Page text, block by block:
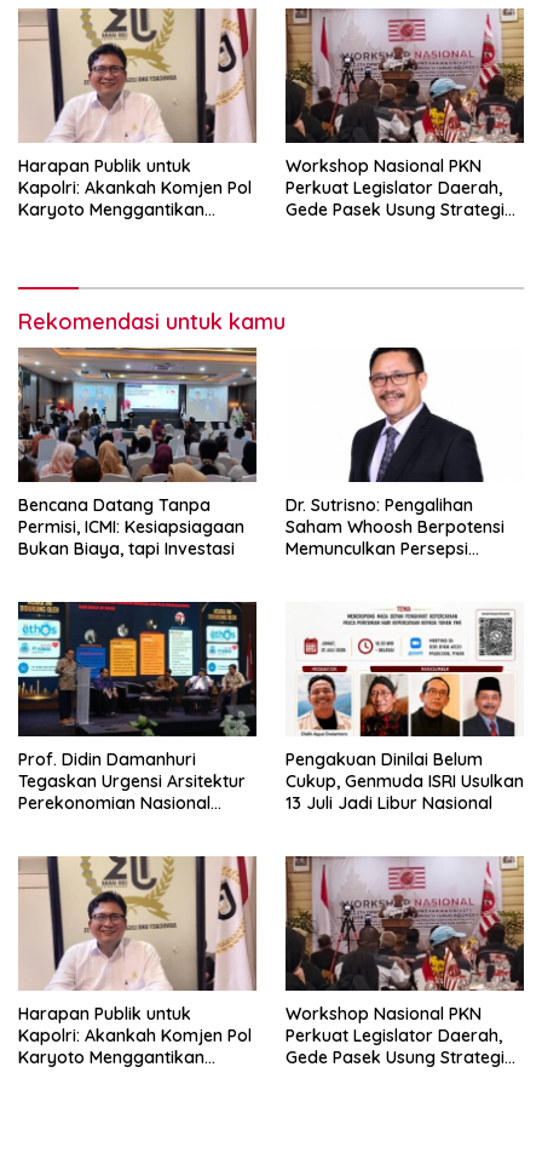
Nasional
Harapan Publik untuk
Kapolri: Akankah Komjen Pol
Karyoto Menggantikan
Workshop Nasional PKN
Perkuat Legislator Daerah,
Gede Pasek Usung Strategi
Rekomendasi untuk kamu
Bencana Datang Tanpa
Permisi, ICMI: Kesiapsiagaan
Bukan Biaya, tapi Investasi
Dr. Sutrisno: Pengalihan
Saham Whoosh Berpotensi
Memunculkan Persepsi
Prof. Didin Damanhuri
Tegaskan Urgensi Arsitektur
Perekonomian Nasional
Nasional
Pengakuan Dinilai Belum
Cukup, Genmuda ISRI Usulkan
13 Juli Jadi Libur Nasional
Harapan Publik untuk
Kapolri: Akankah Komjen Pol
Karyoto Menggantikan
Workshop Nasional PKN
Perkuat Legislator Daerah,
Gede Pasek Usung Strategi